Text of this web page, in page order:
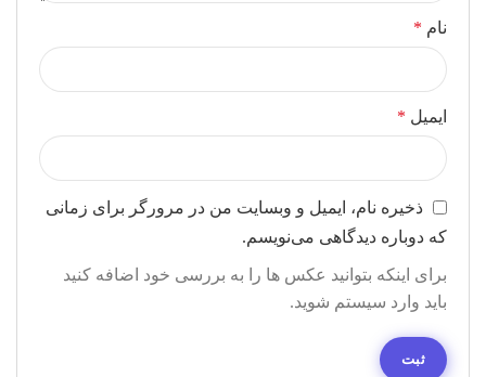
نام *
ایمیل *
ذخیره نام، ایمیل و وبسایت من در مرورگر برای زمانی
که دوباره دیدگاهی می‌نویسم.
برای اینکه بتوانید عکس ها را به بررسی خود اضافه کنید
باید وارد سیستم شوید.